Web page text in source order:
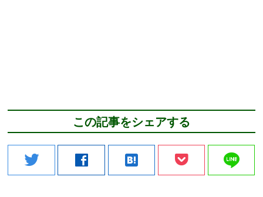
この記事をシェアする
twitter facebook hatenabookmark line